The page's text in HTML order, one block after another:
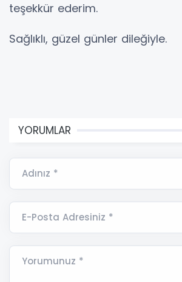
teşekkür ederim.
Sağlıklı, güzel günler dileğiyle.
YORUMLAR
Adınız *
E-Posta Adresiniz *
Yorumunuz *